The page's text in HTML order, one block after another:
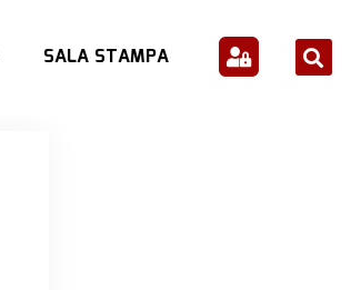
SALA STAMPA